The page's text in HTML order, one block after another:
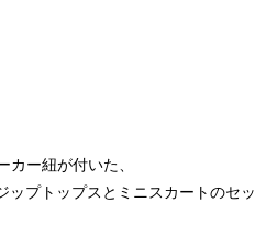
カー紐が付いた、
ップトップスとミニスカートのセッ